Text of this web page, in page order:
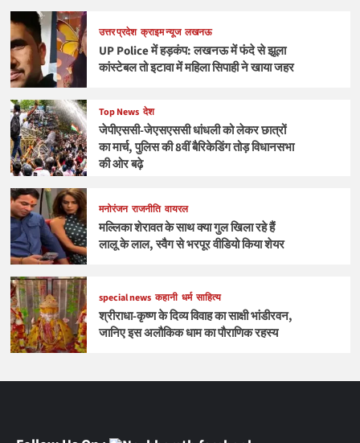
उत्तर प्रदेश क्राइम न्यूज लखनऊ
UP Police में हड़कंप: लखनऊ में फंदे से झूला
कांस्टेबल तो इटावा में महिला सिपाही ने खाया जहर
Top News देश
जेपीएससी-जेएसएससी धांधली को लेकर छात्रों
का मार्च, पुलिस की 8वीं बैरिकेडिंग तोड़ विधानसभा
की ओर बढ़े
मनोरंजन राजनीति वायरल
मल्लिका शेरावत के साथ क्या गुल खिला रहे हैं
लालू के लाल, स्वैग से भरपूर वीडियो किया शेयर
special news कहानी धर्म साहित्य
श्रीराधा-कृष्ण के दिव्य विवाह का साक्षी भांडीरवन,
जानिए इस अलौकिक धाम का पौराणिक रहस्य